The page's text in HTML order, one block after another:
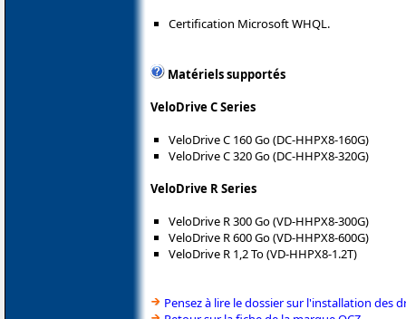
Certification Microsoft WHQL.
Matériels supportés
VeloDrive C Series
VeloDrive C 160 Go (DC-HHPX8-160G)
VeloDrive C 320 Go (DC-HHPX8-320G)
VeloDrive R Series
VeloDrive R 300 Go (VD-HHPX8-300G)
VeloDrive R 600 Go (VD-HHPX8-600G)
VeloDrive R 1,2 To (VD-HHPX8-1.2T)
Pensez à lire le dossier sur l'installation des